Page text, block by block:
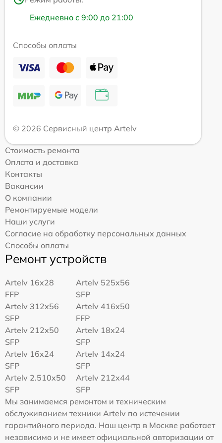
Ежедневно с 9:00 до 21:00
Способы оплаты
© 2026 Сервисный центр Artelv
Стоимость ремонта
Оплата и доставка
Контакты
Вакансии
О компании
Ремонтируемые модели
Наши услуги
Согласие на обработку персональных данных
Способы оплаты
Ремонт устройств
Artelv 16x28
FFP
Artelv 525x56
SFP
Artelv 312x56
SFP
Artelv 416x50
FFP
Artelv 212x50
SFP
Artelv 18x24
SFP
Artelv 16x24
SFP
Artelv 14x24
SFP
Artelv 2.510x50
SFP
Artelv 212x44
SFP
Мы занимаемся ремонтом и техническим
обслуживанием техники Artelv по истечении
гарантийного периода. Наш центр в Москве работает
независимо и не имеет официальной авторизации от